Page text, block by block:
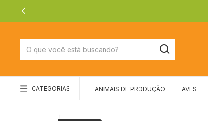
CATEGORIAS ANIMAIS DE PRODUÇÃO AVES